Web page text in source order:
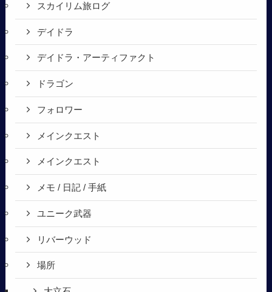
スカイリム旅ログ
デイドラ
デイドラ・アーティファクト
ドラゴン
フォロワー
メインクエスト
メインクエスト
メモ / 日記 / 手紙
ユニーク武器
リバーウッド
場所